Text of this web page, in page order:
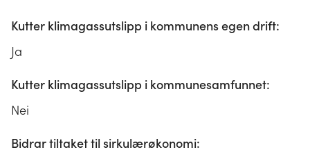
Kutter klimagassutslipp i kommunens egen drift:
Ja
Kutter klimagassutslipp i kommunesamfunnet:
Nei
Bidrar tiltaket til sirkulærøkonomi: